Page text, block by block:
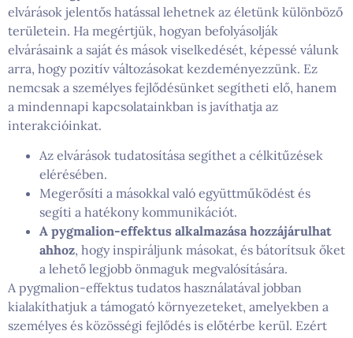
elvárások jelentős hatással lehetnek az életünk különböző
területein. Ha megértjük, hogyan befolyásolják
elvárásaink a saját és mások viselkedését, képessé válunk
arra, hogy pozitív változásokat kezdeményezzünk. Ez
nemcsak a személyes fejlődésünket segítheti elő, hanem
a mindennapi kapcsolatainkban is javíthatja az
interakcióinkat.
Az elvárások tudatosítása segíthet a célkitűzések
elérésében.
Megerősíti a másokkal való együttműködést és
segíti a hatékony kommunikációt.
A pygmalion-effektus alkalmazása hozzájárulhat
ahhoz, hogy inspiráljunk másokat, és bátorítsuk őket
a lehető legjobb önmaguk megvalósítására.
A pygmalion-effektus tudatos használatával jobban
kialakíthatjuk a támogató környezeteket, amelyekben a
személyes és közösségi fejlődés is előtérbe kerül. Ezért